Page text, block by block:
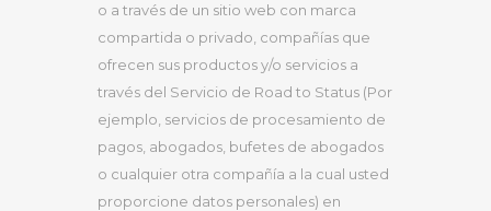
o a través de un sitio web con marca
compartida o privado, compañías que
ofrecen sus productos y/o servicios a
través del Servicio de Road to Status (Por
ejemplo, servicios de procesamiento de
pagos, abogados, bufetes de abogados
o cualquier otra compañía a la cual usted
proporcione datos personales) en